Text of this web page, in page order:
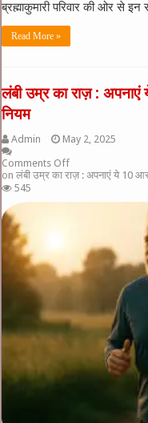
ब्रह्माकुमारी परिवार की ओर से
Read More »
लंबी उम्र का राज़ :
नियम
Admin
May 2, 2025
Comments Off
on लंबी उम्र का राज़ : अपनाएं ये 10
545